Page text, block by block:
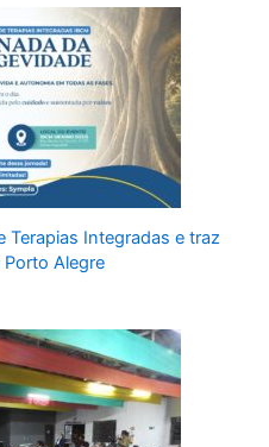
Terapias Integradas e traz
Alegre